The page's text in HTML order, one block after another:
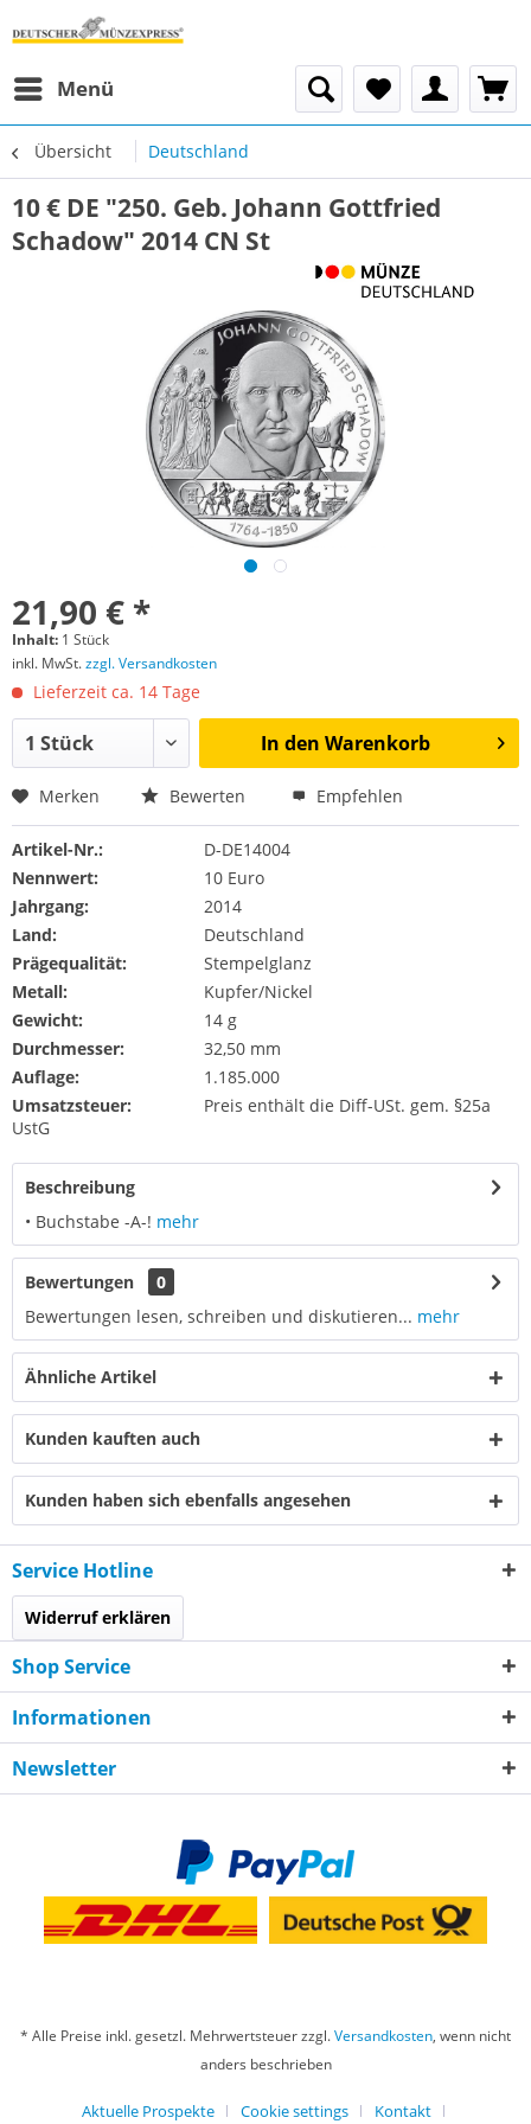
Menü
Übersicht Deutschland
10 € DE "250. Geb. Johann Gottfried
Schadow" 2014 CN St
21,90 € *
Inhalt: 1 Stück
inkl. MwSt.zzgl. Versandkosten
Lieferzeit ca. 14 Tage
In den Warenkorb
Merken Bewerten Empfehlen
Artikel-Nr.:
D-DE14004
Nennwert:
10 Euro
Jahrgang:
2014
Land:
Deutschland
Prägequalität:
Stempelglanz
Metall:
Kupfer/Nickel
Gewicht:
14 g
Durchmesser:
32,50 mm
Auflage:
1.185.000
Umsatzsteuer:
Preis enthält die Diff-USt. gem. §25a
UstG
Beschreibung
• Buchstabe -A-! mehr
Bewertungen
0
Bewertungen lesen, schreiben und diskutieren... mehr
Ähnliche Artikel
Kunden kauften auch
Kunden haben sich ebenfalls angesehen
Service Hotline
Widerruf erklären
Shop Service
Informationen
Newsletter
* Alle Preise inkl. gesetzl. Mehrwertsteuer zzgl.Versandkosten, wenn nicht
anders beschrieben
Aktuelle Prospekte Cookie settings Kontakt